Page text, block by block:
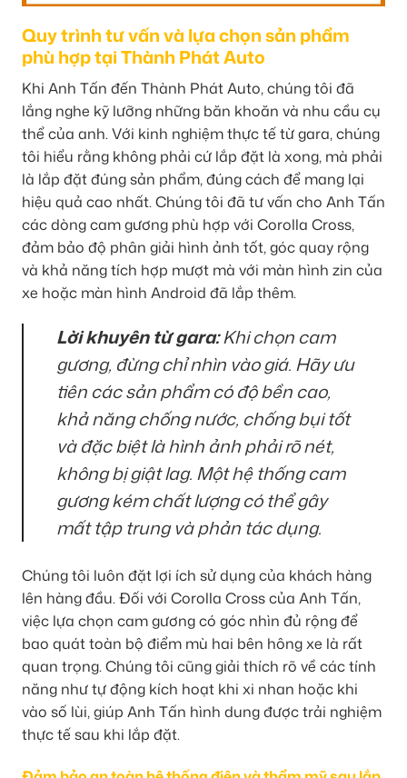
Quy trình tư vấn và lựa chọn sản phẩm
phù hợp tại Thành Phát Auto
Khi Anh Tấn đến Thành Phát Auto, chúng tôi đã
lắng nghe kỹ lưỡng những băn khoăn và nhu cầu cụ
thể của anh. Với kinh nghiệm thực tế từ gara, chúng
tôi hiểu rằng không phải cứ lắp đặt là xong, mà phải
là lắp đặt đúng sản phẩm, đúng cách để mang lại
hiệu quả cao nhất. Chúng tôi đã tư vấn cho Anh Tấn
các dòng cam gương phù hợp với Corolla Cross,
đảm bảo độ phân giải hình ảnh tốt, góc quay rộng
và khả năng tích hợp mượt mà với màn hình zin của
xe hoặc màn hình Android đã lắp thêm.
Lời khuyên từ gara:Khi chọn cam
gương, đừng chỉ nhìn vào giá. Hãy ưu
tiên các sản phẩm có độ bền cao,
khả năng chống nước, chống bụi tốt
và đặc biệt là hình ảnh phải rõ nét,
không bị giật lag. Một hệ thống cam
gương kém chất lượng có thể gây
mất tập trung và phản tác dụng.
Chúng tôi luôn đặt lợi ích sử dụng của khách hàng
lên hàng đầu. Đối với Corolla Cross của Anh Tấn,
việc lựa chọn cam gương có góc nhìn đủ rộng để
bao quát toàn bộ điểm mù hai bên hông xe là rất
quan trọng. Chúng tôi cũng giải thích rõ về các tính
năng như tự động kích hoạt khi xi nhan hoặc khi
vào số lùi, giúp Anh Tấn hình dung được trải nghiệm
thực tế sau khi lắp đặt.